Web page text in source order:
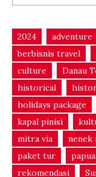
2024 adventure
berbisnis travel
culture
Danau
historical
holidays package
kapal pinisi
mitra via
nenek
paket tur
papua
rekomendasi